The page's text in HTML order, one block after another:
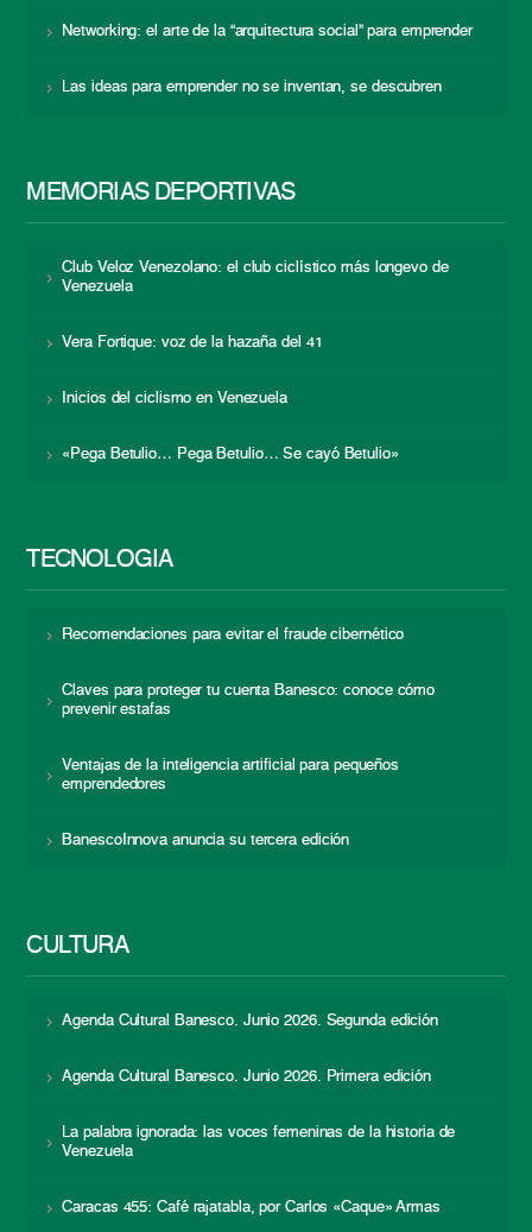
Networking: el arte de la “arquitectura social” para emprender
Las ideas para emprender no se inventan, se descubren
MEMORIAS DEPORTIVAS
Club Veloz Venezolano: el club ciclístico más longevo de
Venezuela
Vera Fortique: voz de la hazaña del 41
Inicios del ciclismo en Venezuela
«Pega Betulio… Pega Betulio… Se cayó Betulio»
TECNOLOGÍA
Recomendaciones para evitar el fraude cibernético
Claves para proteger tu cuenta Banesco: conoce cómo
prevenir estafas
Ventajas de la inteligencia artificial para pequeños
emprendedores
BanescoInnova anuncia su tercera edición
CULTURA
Agenda Cultural Banesco. Junio 2026. Segunda edición
Agenda Cultural Banesco. Junio 2026. Primera edición
La palabra ignorada: las voces femeninas de la historia de
Venezuela
Caracas 455: Café rajatabla, por Carlos «Caque» Armas